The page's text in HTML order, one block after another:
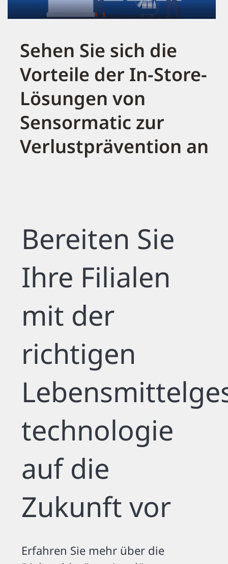
Sehen Sie sich die
Vorteile der In-Store-
Lösungen von
Sensormatic zur
Verlustprävention an
Bereiten Sie
Ihre Filialen
mit der
richtigen
technologie
auf die
Zukunft vor
Erfahren Sie mehr über die